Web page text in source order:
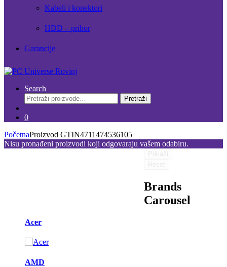
Kabeli i konektori
HDD – pribor
Garancije
Search
Pretraži:
Pretraži
0
PočetnaProizvod GTIN4711474536105
Nisu pronađeni proizvodi koji odgovaraju vašem odabiru.
Brands
Carousel
Acer
AMD